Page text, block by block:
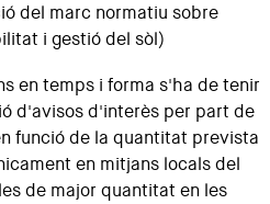
del marc normatiu sobre
i gestió del sòl)
en temps i forma s'ha de tenir
d'avisos d'interès per part de
funció de la quantitat prevista
en mitjans locals del
de major quantitat en les